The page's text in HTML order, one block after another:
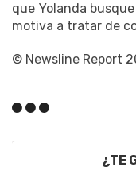
que Yolanda
motiva a tratar de
© Newsline Report
¿TE